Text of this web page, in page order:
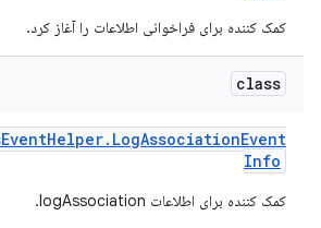
کمک کننده برای فراخوانی اطلاعات را آغاز کرد.
class
EventHelper. LogAssociationEvent
Info
کمک کننده برای اطلاعات logAssociation.